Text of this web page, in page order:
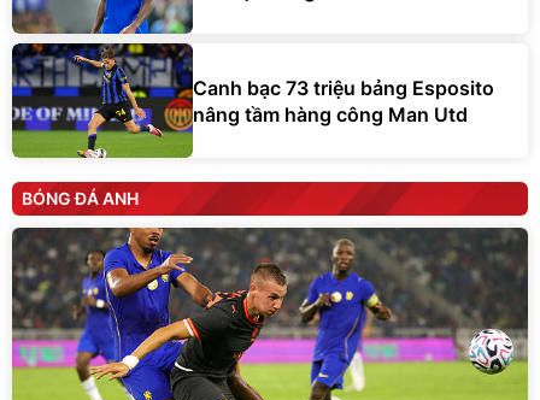
Canh bạc 73 triệu bảng Esposito
nâng tầm hàng công Man Utd
BÓNG ĐÁ ANH